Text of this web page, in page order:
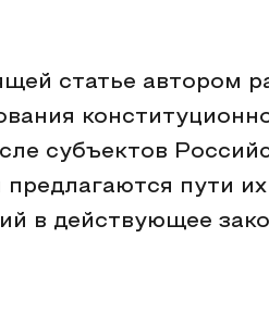
статье автором
субъектов
предлагаются пути
в действующее